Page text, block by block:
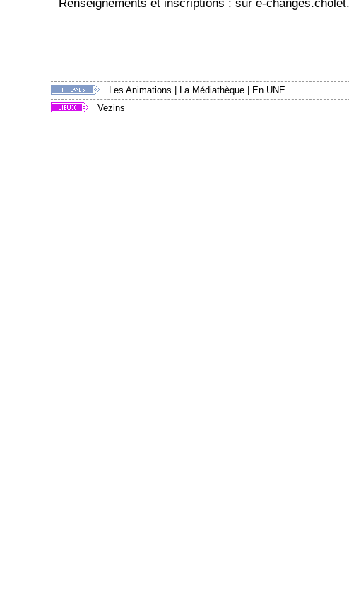
Renseignements et inscriptions : sur e-
Les Animations La Médiathèque
En UNE
Vezins